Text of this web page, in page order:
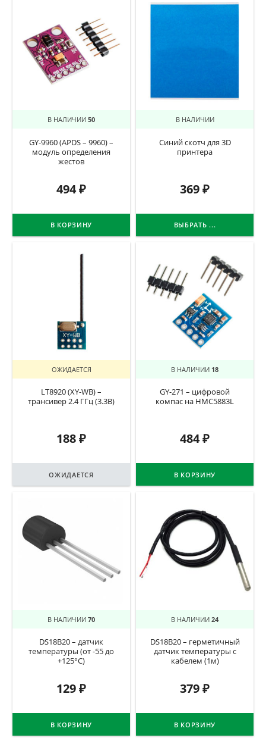
В НАЛИЧИИ 50
GY-9960 (APDS – 9960) –
модуль определения
жестов
494₽
В КОРЗИНУ
В НАЛИЧИИ
Синий скотч для 3D
принтера
369₽
ВЫБРАТЬ ...
ОЖИДАЕТСЯ
LT8920 (XY-WB) –
трансивер 2.4 ГГц (3.3В)
188₽
ОЖИДАЕТСЯ
В НАЛИЧИИ 18
GY-271 – цифровой
компас на HMC5883L
484₽
В КОРЗИНУ
В НАЛИЧИИ 70
DS18B20 – датчик
температуры (от -55 до
+125°C)
129₽
В КОРЗИНУ
В НАЛИЧИИ 24
DS18B20 – герметичный
датчик температуры с
кабелем (1м)
379₽
В КОРЗИНУ